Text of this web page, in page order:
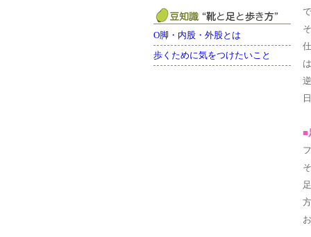
O脚・内股・外股とは
歩くために気をつけたいこと
は
■